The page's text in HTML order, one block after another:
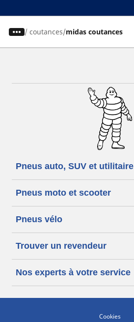
/ coutances midas coutances
Pneus auto, SUV et utilitaire
Pneus moto et scooter
Pneus vélo
Trouver un revendeur
Nos experts à votre service
Cookies